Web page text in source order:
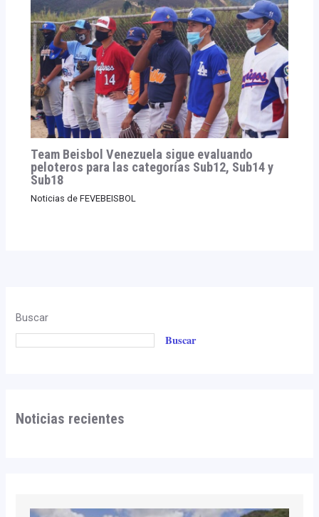
Team Beisbol Venezuela sigue evaluando
peloteros para las categorías Sub12, Sub14 y
Sub18
Noticias de FEVEBEISBOL
Buscar
Buscar
Noticias recientes